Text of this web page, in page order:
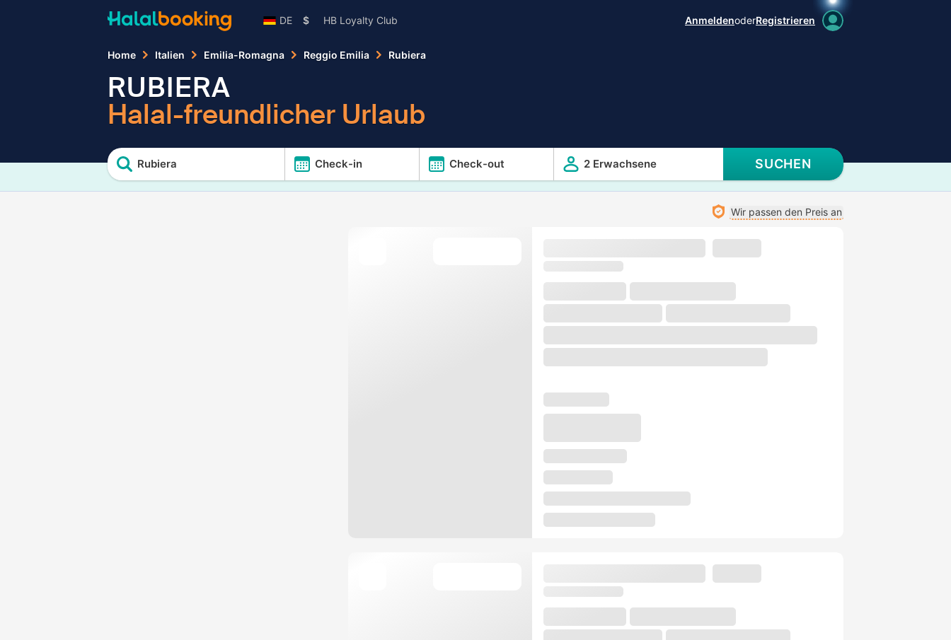
DE $ HB Loyalty Club AnmeldenoderRegistrieren
Home Italien Emilia-Romagna Reggio Emilia Rubiera
RUBIERA
Halal-freundlicher Urlaub
Rubiera Check-in Check-out 2 Erwachsene SUCHEN
Wir passen den Preis an